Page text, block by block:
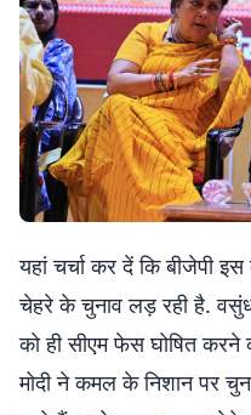
यहां चर्चा कर दें कि बीजेपी
चेहरे के चुनाव लड़ रही है.
को ही सीएम फेस घोषित करने
मोदी ने कमल के निशान पर